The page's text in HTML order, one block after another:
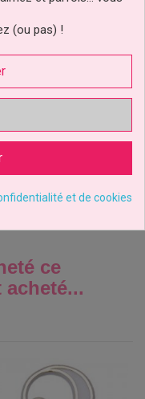
ce
(ou pas) !
et de cookies